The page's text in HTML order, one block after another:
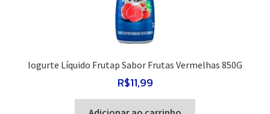
Iogurte Líquido Frutap Sabor Frutas Vermelhas 850G
R$11,99